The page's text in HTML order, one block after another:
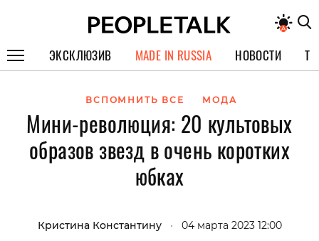
ЭКСКЛЮЗИВ
ИНТЕРВЬЮ
MADE IN RUSSIA НОВОСТИ
ВСПОМНИТЬ ВСЕ МОДА
Мини-революция: 20 культовых
образов звезд в очень коротких
юбках
Кристина Константину • 04 марта 2023 12:00